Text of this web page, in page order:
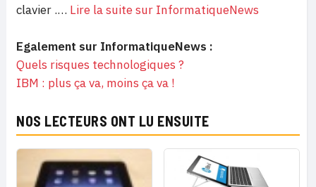
clavier .… Lire la suite sur InformatiqueNews
Egalement sur InformatiqueNews :
Quels risques technologiques ?
IBM : plus ça va, moins ça va !
NOS LECTEURS ONT LU ENSUITE